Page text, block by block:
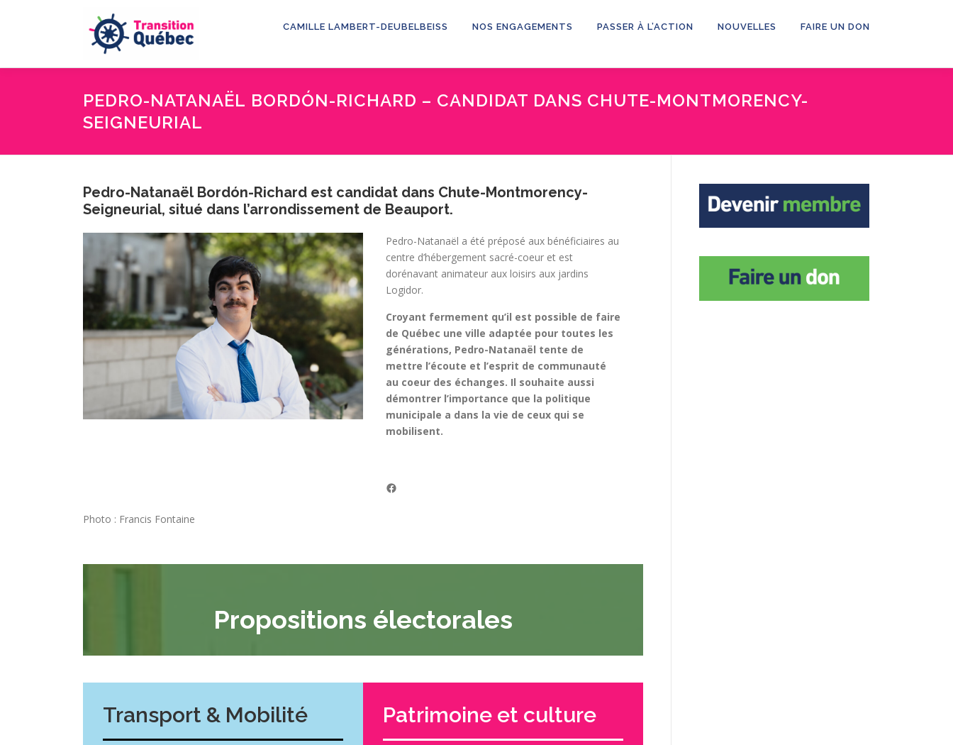
CAMILLE LAMBERT-DEUBELBEISS NOS ENGAGEMENTS PASSER À L’ACTION NOUVELLES FAIRE UN DON
PEDRO-NATANAËL BORDÓN-RICHARD – CANDIDAT DANS CHUTE-MONTMORENCY-
SEIGNEURIAL
Pedro-Natanaël Bordón-Richard est candidat dans Chute-Montmorency-
Seigneurial, situé dans l’arrondissement de Beauport.
Pedro-Natanaël a été préposé aux bénéficiaires au
centre d’hébergement sacré-coeur et est
dorénavant animateur aux loisirs aux jardins
Logidor.
Croyant fermement qu’il est possible de faire
de Québec une ville adaptée pour toutes les
générations, Pedro-Natanaël tente de
mettre l’écoute et l’esprit de communauté
au coeur des échanges. Il souhaite aussi
démontrer l’importance que la politique
municipale a dans la vie de ceux qui se
mobilisent.
Facebook
Photo : Francis Fontaine
Propositions électorales
Transport & Mobilité Patrimoine et culture